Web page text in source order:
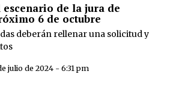
escenario de la jura de
6 de octubre
deberán rellenar una solicitud y
julio de 2024 - 6:31 pm